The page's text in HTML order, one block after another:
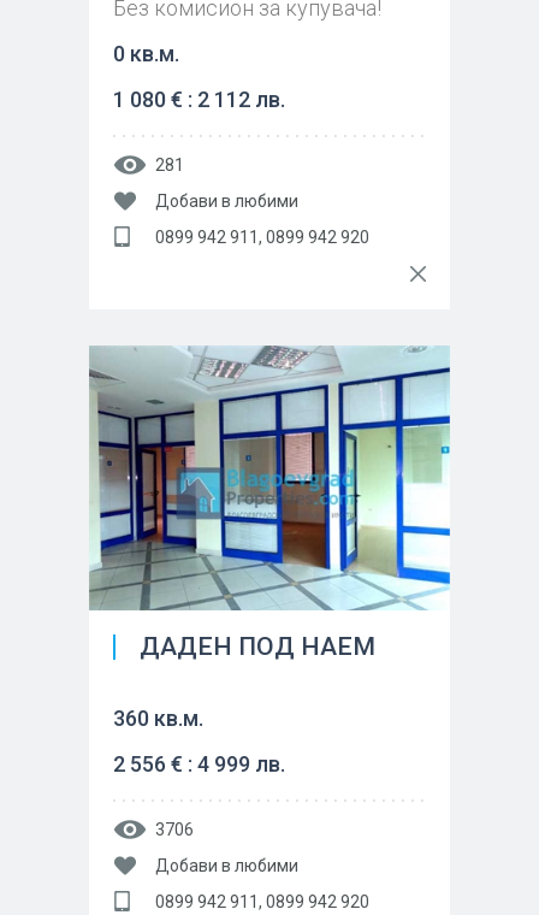
Без комисион за купувача!
0 кв.м.
1 080 € : 2 112 лв.
281
Добави в любими
0899 942 911, 0899 942 920
ДАДЕН ПОД НАЕМ
360 кв.м.
2 556 € : 4 999 лв.
3706
Добави в любими
0899 942 911, 0899 942 920